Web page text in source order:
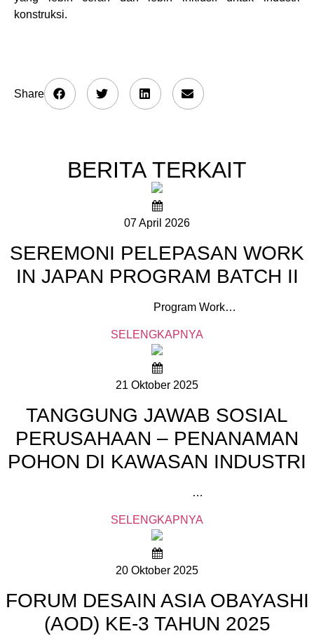
konstruksi.
Share
BERITA TERKAIT
07 April 2026
SEREMONI PELEPASAN WORK
IN JAPAN PROGRAM BATCH II
Program Work…
SELENGKAPNYA
21 Oktober 2025
TANGGUNG JAWAB SOSIAL
PERUSAHAAN – PENANAMAN
POHON DI KAWASAN INDUSTRI
…
SELENGKAPNYA
20 Oktober 2025
FORUM DESAIN ASIA OBAYASHI
(AOD) KE-3 TAHUN 2025